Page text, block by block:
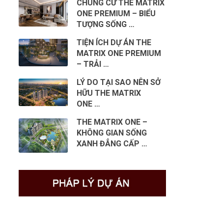
CHUNG CƯ THE MATRIX
ONE PREMIUM – BIỂU
TƯỢNG SỐNG …
TIỆN ÍCH DỰ ÁN THE
MATRIX ONE PREMIUM
– TRẢI …
LÝ DO TẠI SAO NÊN SỞ
HỮU THE MATRIX
ONE …
THE MATRIX ONE –
KHÔNG GIAN SỐNG
XANH ĐẲNG CẤP …